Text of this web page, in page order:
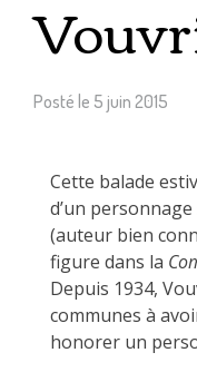
Posté le 5 juin 2015
Cette balade
d’un
(auteur bien
figure dans la
Depuis 1934,
communes à
honorer un